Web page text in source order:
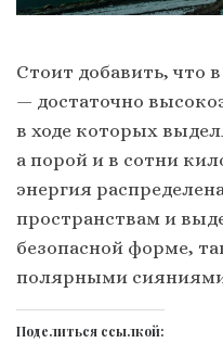
Стоит добавить, что
— достаточно
в ходе которых
а порой и в сотни
энергия
пространствам и
безопасной форме,
полярными
Поделиться ссылкой: